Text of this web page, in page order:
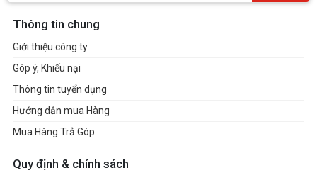
Thông tin chung
Giới thiệu công ty
Góp ý, Khiếu nại
Thông tin tuyển dụng
Hướng dẫn mua Hàng
Mua Hàng Trả Góp
Quy định & chính sách